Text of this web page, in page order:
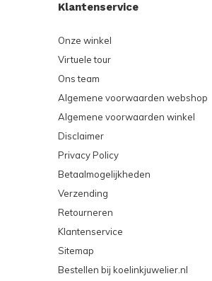
Klantenservice
Onze winkel
Virtuele tour
Ons team
Algemene voorwaarden webshop
Algemene voorwaarden winkel
Disclaimer
Privacy Policy
Betaalmogelijkheden
Verzending
Retourneren
Klantenservice
Sitemap
Bestellen bij koelinkjuwelier.nl